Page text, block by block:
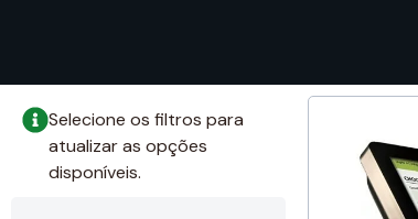
Selecione os filtros para
atualizar as opções
disponíveis.